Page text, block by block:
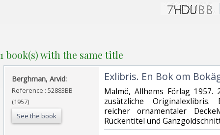
1 book(s) with the same title
‎Berghman, Arvid:‎
Reference : 52883BB
(1957)
See the book
‎Exlibris. En Bok om
‎Malmö, Allhems Förlag 1957.
zusätzliche
reicher ornamentaler
Rückentitel und